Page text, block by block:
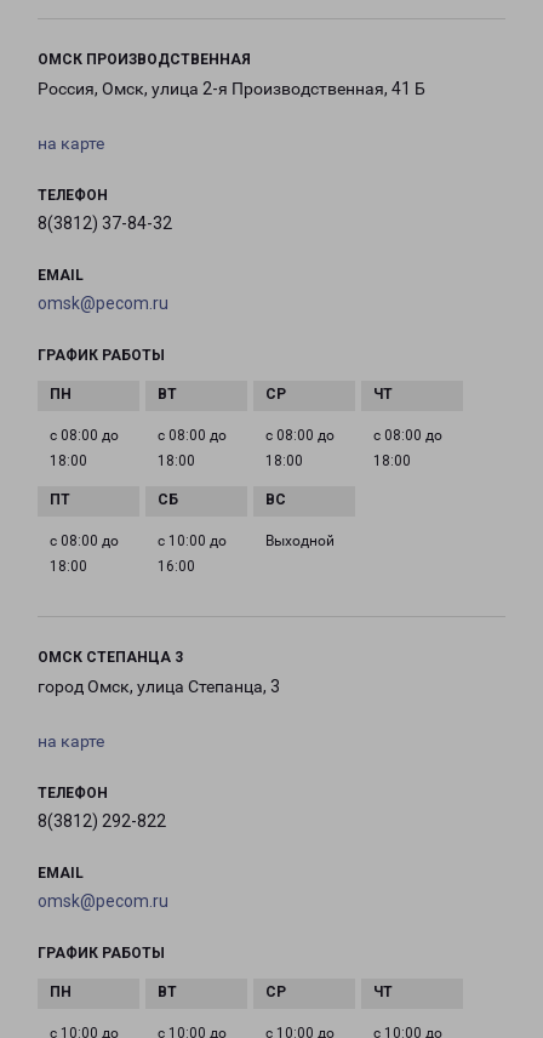
ОМСК ПРОИЗВОДСТВЕННАЯ
Россия, Омск, улица 2-я Производственная, 41 Б
на карте
ТЕЛЕФОН
8(3812) 37-84-32
EMAIL
omsk@pecom.ru
ГРАФИК РАБОТЫ
с 08:00 до
18:00
с 08:00 до
18:00
с 08:00 до
18:00
с 08:00 до
18:00
с 08:00 до
18:00
с 10:00 до
16:00
Выходной
ОМСК СТЕПАНЦА 3
город Омск, улица Степанца, 3
на карте
ТЕЛЕФОН
8(3812) 292-822
EMAIL
omsk@pecom.ru
ГРАФИК РАБОТЫ
с 10:00 до
с 10:00 до
с 10:00 до
с 10:00 до